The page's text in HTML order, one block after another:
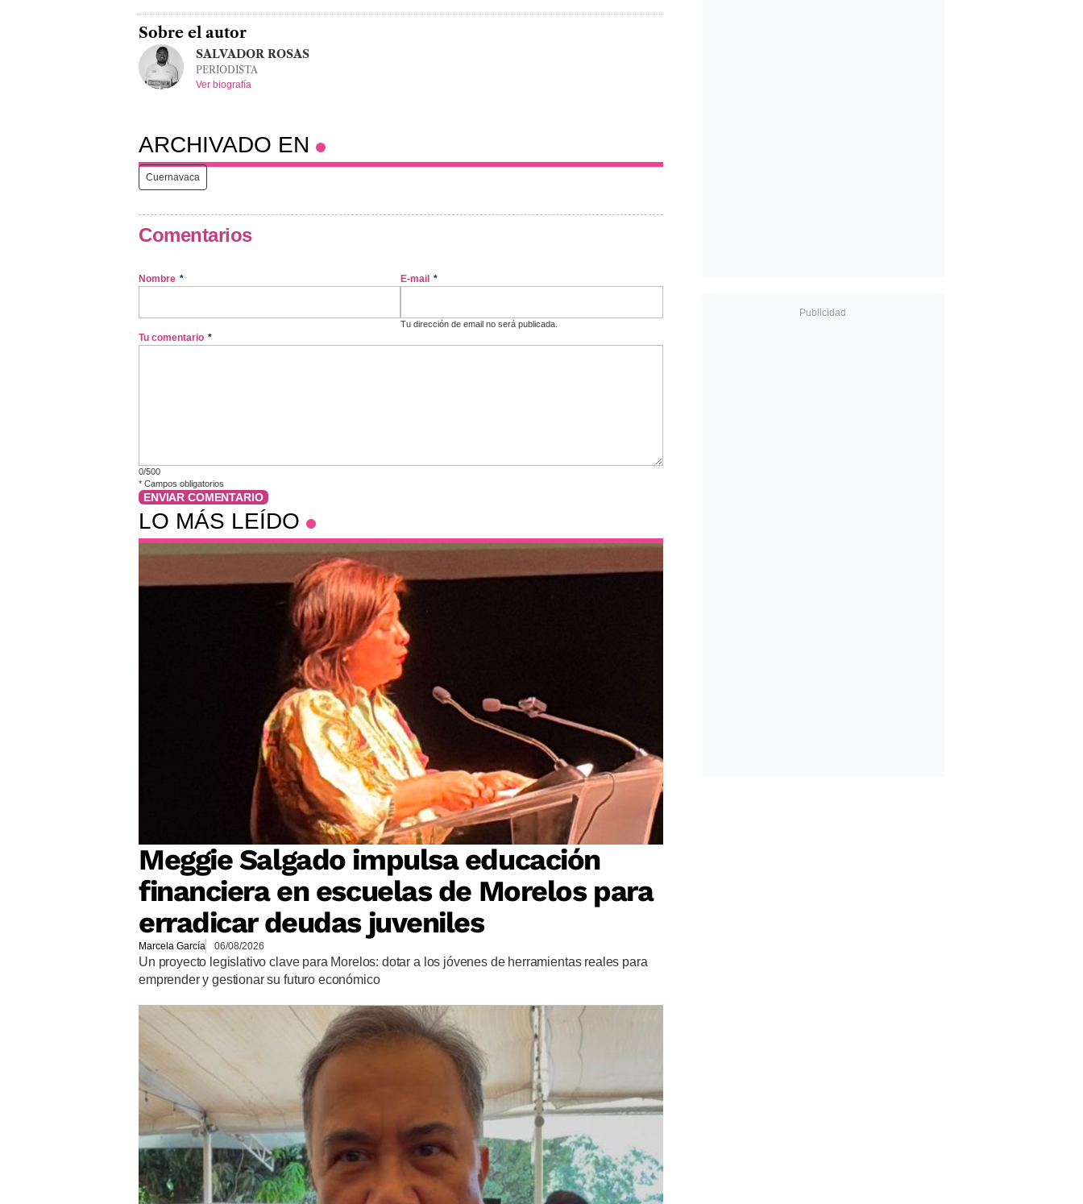
Sobre el autor
SALVADOR ROSAS
PERIODISTA
Ver biografía
ARCHIVADO EN
Cuernavaca
Comentarios
Nombre * E-mail *
Tu dirección de email no será publicada.
Tu comentario *
0/500
* Campos obligatorios
ENVIAR COMENTARIO
LO MÁS LEÍDO
Meggie Salgado impulsa educación
financiera en escuelas de Morelos para
erradicar deudas juveniles
Marcela García 06/08/2026
Un proyecto legislativo clave para Morelos: dotar a los jóvenes de herramientas reales para
emprender y gestionar su futuro económico